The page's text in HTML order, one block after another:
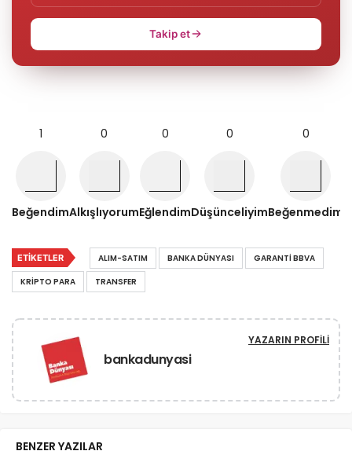
Takip et
1
Beğendim
0
Alkışlıyorum
0
Eğlendim
0
Düşünceliyim
0
Beğenmedim
ETIKETLER ALIM-SATIM BANKA DÜNYASI
GARANTI BBVA
KRIPTO PARA
TRANSFER
bankadunyasi
YAZARIN PROFILI
BENZER YAZILAR